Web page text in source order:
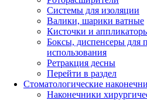
Системы для изоляции
Валики, шарики ватные
Кисточки и
Боксы, диспенсеры для
использования
Ретракция десны
Перейти в раздел
Стоматологические
Наконечники